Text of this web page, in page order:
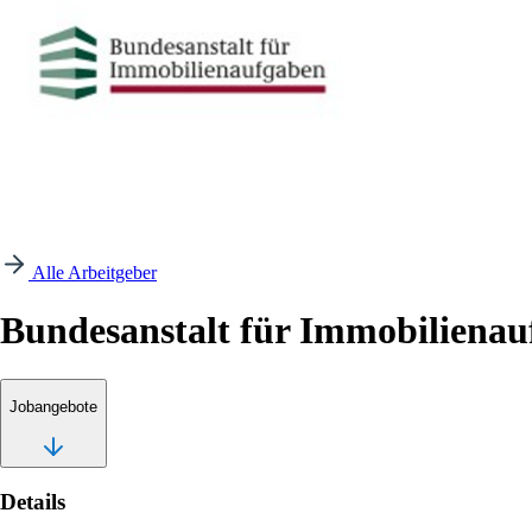
Alle Arbeitgeber
Bundesanstalt für
Jobangebote
Details